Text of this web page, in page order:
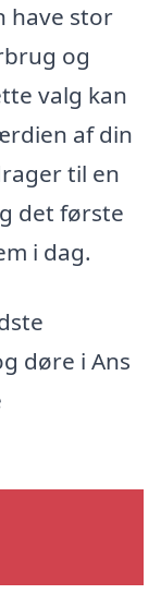
have stor
og
valg kan
af din
til en
det første
i dag.
døre i Ans